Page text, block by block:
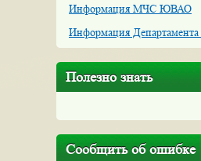
Информация МЧС ЮВАО
Информация
Полезно знать
Сообщить об ошибке